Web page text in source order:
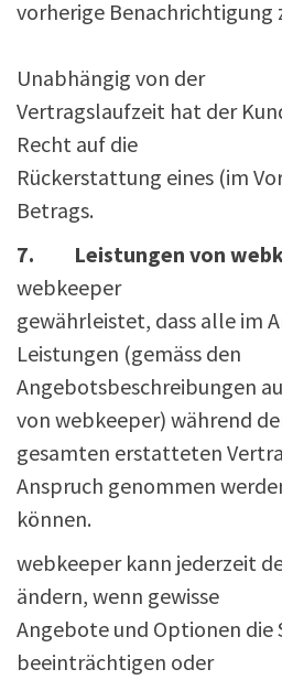
vorherige Benachrichtigung
Unabhängig von der
Vertragslaufzeit hat der
Recht auf die
Rückerstattung eines (im
Betrags.
7. Leistungen von
webkeeper
gewährleistet, dass alle im
Leistungen (gemäss den
Angebotsbeschreibungen
von webkeeper) während
gesamten erstatteten
Anspruch genommen
können.
webkeeper kann jederzeit
ändern, wenn gewisse
Angebote und Optionen
beeinträchtigen oder